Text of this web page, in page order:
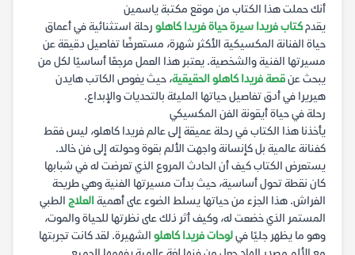
أنك حملت هذا الكتاب من موقع مكتبة ياسمين
يقدمكتاب فريدا سيرة حياة فريدا كاهلو رحلة استثنائية في أعماق
حياة الفنانة المكسيكية الأكثر شهرة، مستعرضًا تفاصيل دقيقة عن
مسيرتها الفنية والشخصية. يعتبر هذا العمل مرجعًا أساسيًا لكل من
يبحث عنقصة فريدا كاهلو الحقيقية، حيث يغوص الكاتب هايدن
هيريرا في أدق تفاصيل حياتها المليئة بالتحديات والإبداع.
رحلة في حياة أيقونة الفن المكسيكي
يأخذنا هذا الكتاب في رحلة عميقة إلى عالم فريدا كاهلو، ليس فقط
كفنانة عالمية بل كإنسانة واجهت الألم بقوة وحولته إلى فن خالد.
يستعرض الكتاب كيف أن الحادث المروع الذي تعرضت له في شبابها
كان نقطة تحول أساسية، حيث بدأت مسيرتها الفنية وهي طريحة
الفراش. هذا الجزء من حياتها يسلط الضوء على أهميةالعلاج الطبي
المستمر الذي خضعت له، وكيف أثر ذلك على نظرتها للحياة والموت،
وهو ما يظهر جليًا فيلوحات فريدا كاهلو الشهيرة. لقد كانت تجربتها